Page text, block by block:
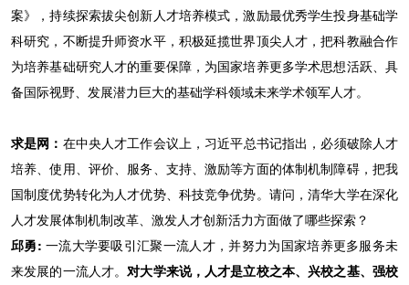
案》，持续探索拔尖创新人才培养模式，激励最优秀学生投身基础学
科研究，不断提升师资水平，积极延揽世界顶尖人才，把科教融合作
为培养基础研究人才的重要保障，为国家培养更多学术思想活跃、具
备国际视野、发展潜力巨大的基础学科领域未来学术领军人才。
求是网： 在中央人才工作会议上，习近平总书记指出，必须破除人才
培养、使用、评价、服务、支持、激励等方面的体制机制障碍，把我
国制度优势转化为人才优势、科技竞争优势。请问，清华大学在深化
人才发展体制机制改革、激发人才创新活力方面做了哪些探索？
邱勇: 一流大学要吸引汇聚一流人才，并努力为国家培养更多服务未
来发展的一流人才。对大学来说，人才是立校之本、兴校之基、强校